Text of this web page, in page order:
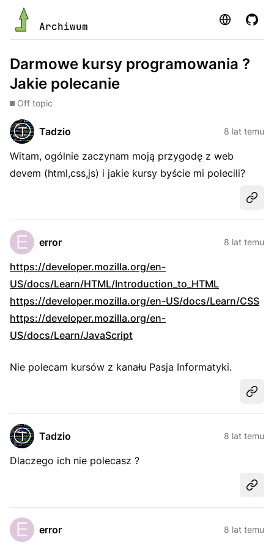
Archiwum Strona
Darmowe kursy programowania ?
Jakie polecanie
Off topic
Tadzio 8 lat temu
Witam, ogólnie zaczynam moją przygodę z web
devem (html,css,js) i jakie kursy byście mi polecili?
error 8 lat temu
https://developer.mozilla.org/en-
US/docs/Learn/HTML/Introduction_to_HTML
https://developer.mozilla.org/en-US/docs/Learn/CSS
https://developer.mozilla.org/en-
US/docs/Learn/JavaScript
Nie polecam kursów z kanału Pasja Informatyki.
Tadzio 8 lat temu
Dlaczego ich nie polecasz ?
error 8 lat temu